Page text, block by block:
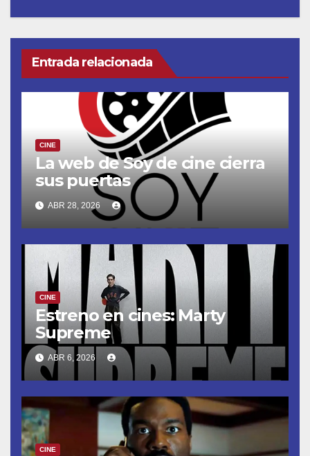
Entrada relacionada
CINE
La web de Soy de cine cierra
sus puertas
ABR 28, 2026
CINE
Estreno en cines: Marty
Supreme
ABR 6, 2026
CINE